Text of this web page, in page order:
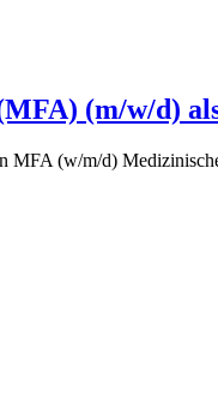
(m/w/d)
MFA (w/m/d)